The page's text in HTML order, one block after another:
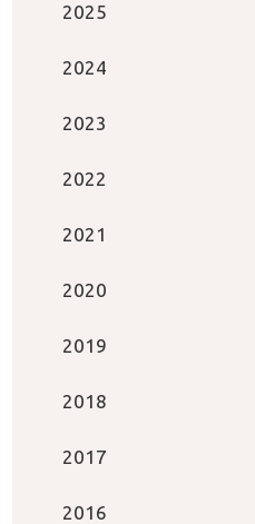
2025
2024
2023
2022
2021
2020
2019
2018
2017
2016